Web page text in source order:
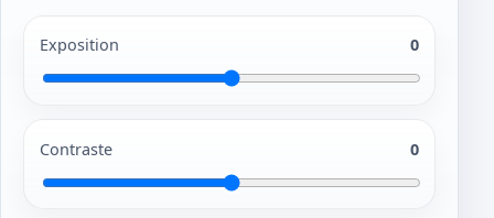
Exposition 0
Contraste 0